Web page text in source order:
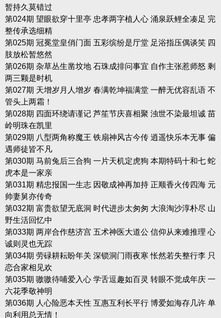
暂持久莫错过
第024期 望眼欲穿十里亭 忠孝两字植人心 涌泉跃鲤全凑足 完
整传承选细精
第025期 冠冕堂皇俏门面 五彩缤纷是厅堂 足浴指压偶谈笑 四
肢放松暂悠然
第026期 杂草丛生凿坟地 石珠成排问事宜 自作主张惹师怒 剩
两三颗是时机
第027期 天增岁月人增岁 春满乾坤福满堂 一醉无优容乱语 不
管头上两霜！
第028期 四面环绕请谨记 芦笙节庆喜相聚 浊世不染最坦诚 苗
岭明珠在凯里
第029期 八型两角称魔王 铁扇神风古今传 逍遥快乐本无事 偏
遇师徒皆不凡
第030期 马前兔后三合狗 一片天机定虎狗 本期特码十和七 蛇
虎本是一家亲
第031期 精忠报国一生志 因敬成神再加持 正顺香火传四海 元
帅妻舅亦传奇
第032期 富贵欲望无底洞 时代进步太匆匆 大浪淘沙淳朴尽 山
野生活回忆中
第033期 两岸合作慈济宫 五术神医大道公 信仰从来难推理 心
诚则灵也无踪
第034期 劳碌耕耘盼年关 深锁洞门雨夜寒 怅然若失整行李 只
恋合家相见欢
第035期 嗷嗷待哺爱入心 学舌逗趣如百灵 转眼不觉成年庆 一
六花季敬神明
第036期 人心险恶本天性 互惠互利长平行 博爱如海存几许 单
向利用总无情！